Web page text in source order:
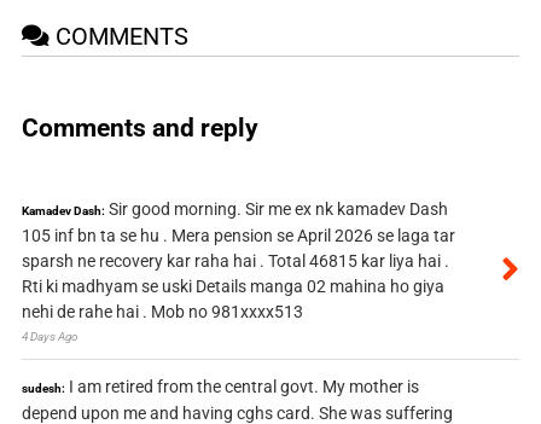
COMMENTS
Comments and reply
Kamadev Dash: Sir good morning. Sir me ex nk kamadev Dash
105 inf bn ta se hu . Mera pension se April 2026 se laga tar
sparsh ne recovery kar raha hai . Total 46815 kar liya hai .
Rti ki madhyam se uski Details manga 02 mahina ho giya
nehi de rahe hai . Mob no 981xxxx513
4 Days Ago
sudesh: I am retired from the central govt. My mother is
depend upon me and having cghs card. She was suffering